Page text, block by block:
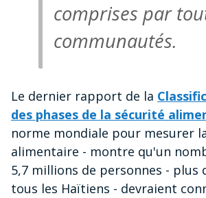
comprises par
communautés.
Le dernier rapport de la
des phases de la sécurité
norme mondiale pour mesurer
alimentaire - montre qu'un
5,7 millions de personnes - plus
tous les Haïtiens - devraient